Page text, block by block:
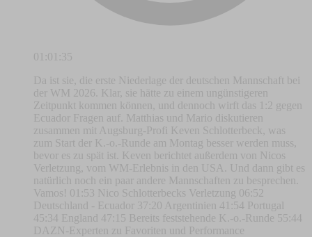
01:01:35
Da ist sie, die erste Niederlage der deutschen Mannschaft bei
der WM 2026. Klar, sie hätte zu einem ungünstigeren
Zeitpunkt kommen können, und dennoch wirft das 1:2 gegen
Ecuador Fragen auf. Matthias und Mario diskutieren
zusammen mit Augsburg-Profi Keven Schlotterbeck, was
zum Start der K.-o.-Runde am Montag besser werden muss,
bevor es zu spät ist. Keven berichtet außerdem von Nicos
Verletzung, vom WM-Erlebnis in den USA. Und dann gibt es
natürlich noch ein paar andere Mannschaften zu besprechen.
Vamos! 01:53 Nico Schlotterbecks Verletzung 06:52
Deutschland - Ecuador 37:20 Argentinien 41:54 Portugal
45:34 England 47:15 Bereits feststehende K.-o.-Runde 55:44
DAZN-Experten zu Favoriten und Performance